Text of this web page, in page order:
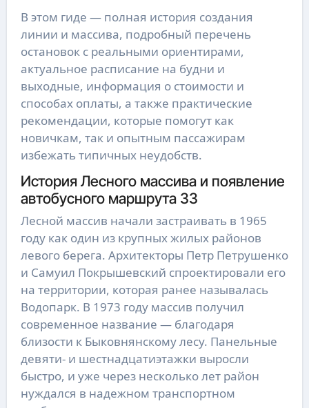
В этом гиде — полная история создания
линии и массива, подробный перечень
остановок с реальными ориентирами,
актуальное расписание на будни и
выходные, информация о стоимости и
способах оплаты, а также практические
рекомендации, которые помогут как
новичкам, так и опытным пассажирам
избежать типичных неудобств.
История Лесного массива и появление
автобусного маршрута 33
Лесной массив начали застраивать в 1965
году как один из крупных жилых районов
левого берега. Архитекторы Петр Петрушенко
и Самуил Покрышевский спроектировали его
на территории, которая ранее называлась
Водопарк. В 1973 году массив получил
современное название — благодаря
близости к Быковнянскому лесу. Панельные
девяти- и шестнадцатиэтажки выросли
быстро, и уже через несколько лет район
нуждался в надежном транспортном